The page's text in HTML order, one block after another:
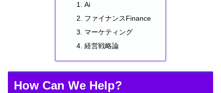
Ai
ファイナンスFinance
マーケティング
経営戦略論
How Can We Help?